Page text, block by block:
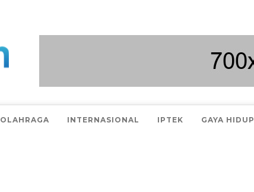
OLAHRAGA INTERNASIONAL IPTEK GAYA HIDUP